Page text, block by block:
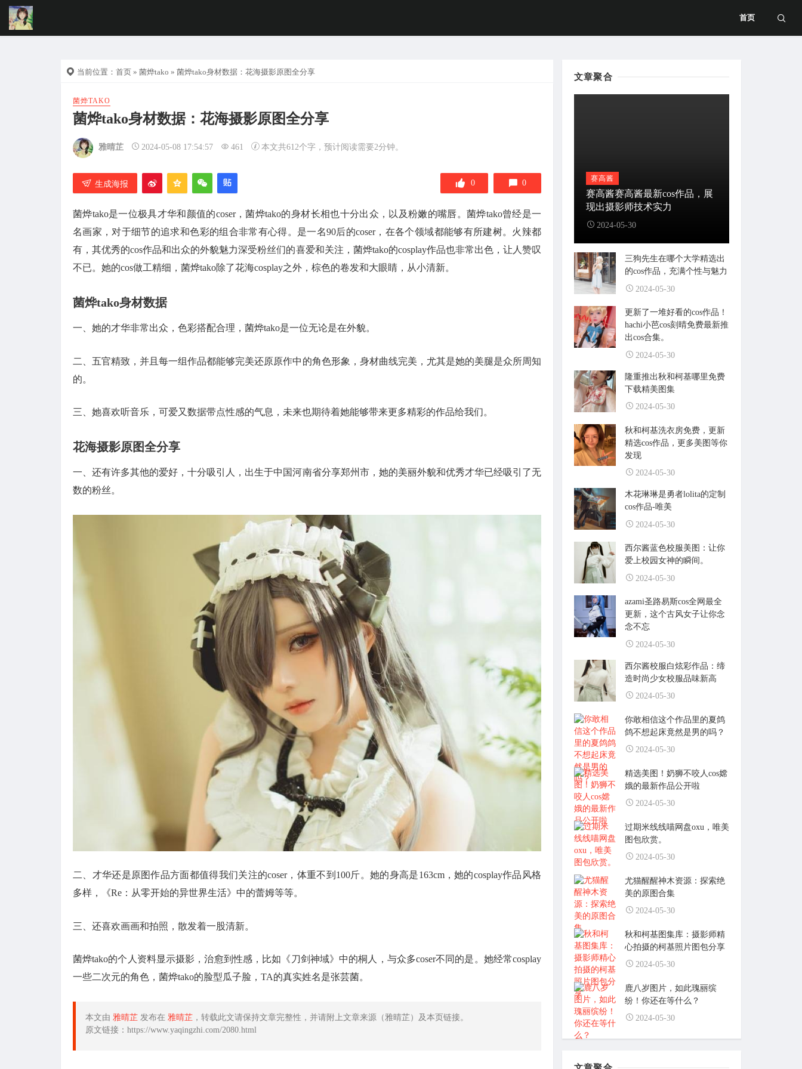
首页
当前位置： 首页 » 菌烨tako » 菌烨tako身材数据：花海摄影原图全分享
菌烨TAKO
菌烨tako身材数据：花海摄影原图全分享
雅晴芷 2024-05-08 17:54:57 461 本文共612个字，预计阅读需要2分钟。
生成海报 0 0
菌烨tako是一位极具才华和颜值的coser，菌烨tako的身材长相也十分出众，以及粉嫩的嘴唇。菌烨tako曾经是一
名画家，对于细节的追求和色彩的组合非常有心得。是一名90后的coser，在各个领域都能够有所建树。火辣都
有，其优秀的cos作品和出众的外貌魅力深受粉丝们的喜爱和关注，菌烨tako的cosplay作品也非常出色，让人赞叹
不已。她的cos做工精细，菌烨tako除了花海cosplay之外，棕色的卷发和大眼睛，从小清新。
菌烨tako身材数据
一、她的才华非常出众，色彩搭配合理，菌烨tako是一位无论是在外貌。
二、五官精致，并且每一组作品都能够完美还原原作中的角色形象，身材曲线完美，尤其是她的美腿是众所周知
的。
三、她喜欢听音乐，可爱又数据带点性感的气息，未来也期待着她能够带来更多精彩的作品给我们。
花海摄影原图全分享
一、还有许多其他的爱好，十分吸引人，出生于中国河南省分享郑州市，她的美丽外貌和优秀才华已经吸引了无
数的粉丝。
二、才华还是原图作品方面都值得我们关注的coser，体重不到100斤。她的身高是163cm，她的cosplay作品风格
多样，《Re：从零开始的异世界生活》中的蕾姆等等。
三、还喜欢画画和拍照，散发着一股清新。
菌烨tako的个人资料显示摄影，治愈到性感，比如《刀剑神域》中的桐人，与众多coser不同的是。她经常cosplay
一些二次元的角色，菌烨tako的脸型瓜子脸，TA的真实姓名是张芸菌。
本文由 雅晴芷 发布在 雅晴芷 ，转载此文请保持文章完整性，并请附上文章来源（雅晴芷）及本页链接。
原文链接：https://www.yaqingzhi.com/2080.html
文章聚合
赛高酱
赛高酱赛高酱最新cos作品，展
现出摄影师技术实力
2024-05-30
三狗先生在哪个大学精选出
的cos作品，充满个性与魅力
2024-05-30
更新了一堆好看的cos作品！
hachi小芭cos刻晴免费最新推
出cos合集。
2024-05-30
隆重推出秋和柯基哪里免费
下载精美图集
2024-05-30
秋和柯基洗衣房免费，更新
精选cos作品，更多美图等你
发现
2024-05-30
木花琳琳是勇者lolita的定制
cos作品-唯美
2024-05-30
西尔酱蓝色校服美图：让你
爱上校园女神的瞬间。
2024-05-30
azami圣路易斯cos全网最全
更新，这个古风女子让你念
念不忘
2024-05-30
西尔酱校服白炫彩作品：缔
造时尚少女校服品味新高
2024-05-30
你敢相信这个作品里的夏鸽
鸽不想起床竟然是男的吗？
2024-05-30
精选美图！奶狮不咬人cos嫦
娥的最新作品公开啦
2024-05-30
过期米线线喵网盘oxu，唯美
图包欣赏。
2024-05-30
尤猫醒醒神木资源：探索绝
美的原图合集
2024-05-30
秋和柯基图集库：摄影师精
心拍摄的柯基照片图包分享
2024-05-30
鹿八岁图片，如此瑰丽缤
纷！你还在等什么？
2024-05-30